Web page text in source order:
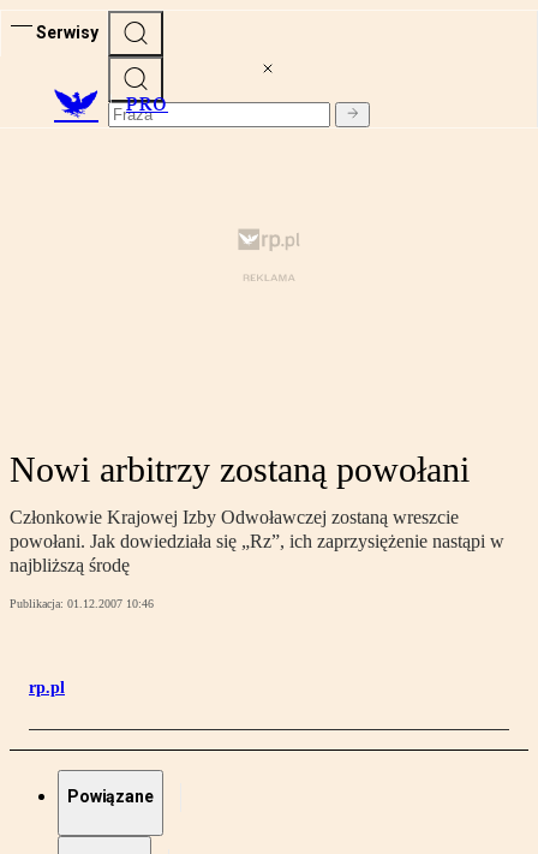
Serwisy
PRO
Nowi arbitrzy zostaną powołani
Członkowie Krajowej Izby Odwoławczej zostaną wreszcie
powołani. Jak dowiedziała się „Rz”, ich zaprzysiężenie nastąpi w
najbliższą środę
Publikacja: 01.12.2007 10:46
rp.pl
Powiązane